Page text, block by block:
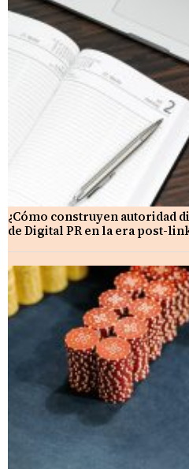
¿Cómo construyen autoridad
de Digital PR en la era post-